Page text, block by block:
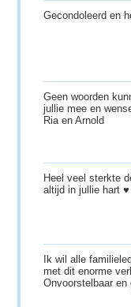
Gecondoleerd en
Geen woorden
jullie mee en
Ria en Arnold
Heel veel sterkte
altijd in jullie hart ♥️
Ik wil alle
met dit enorme
Onvoorstelbaar en